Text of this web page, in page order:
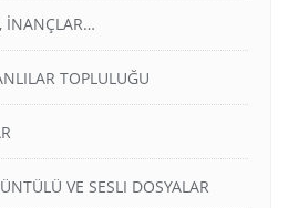
İNANÇLAR…
TOPLULUĞU
VE SESLI DOSYALAR